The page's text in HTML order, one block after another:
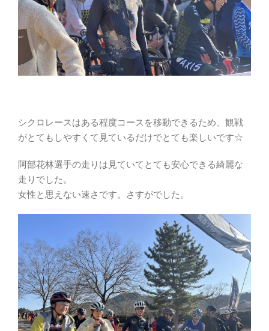
シクロレースはある程度コースを移動できるため、観戦
がとてもしやすくて見ているだけでとても楽しいです☆
阿部花林選手の走りは見ていてとても安心できる綺麗な
走りでした。
女性と思えない速さです。さすがでした。